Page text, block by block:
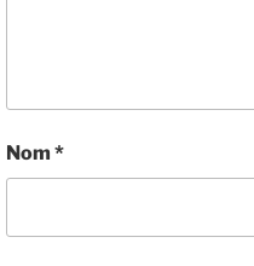
Nom *